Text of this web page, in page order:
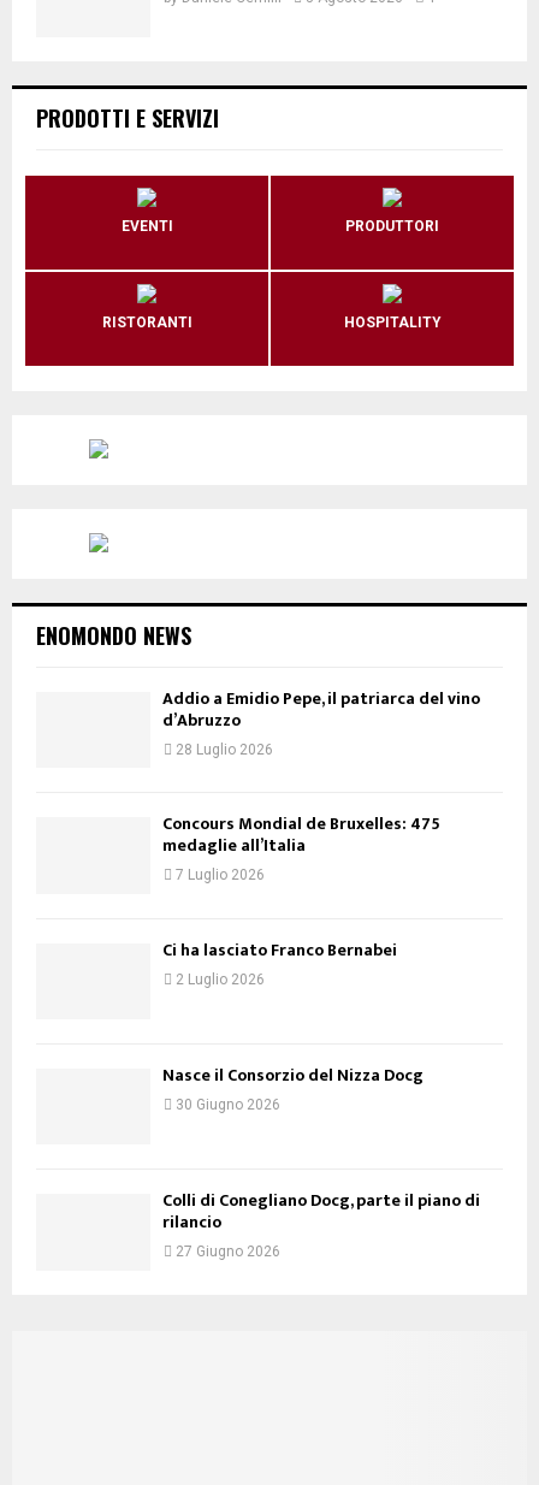
PRODOTTI E SERVIZI
EVENTI PRODUTTORI
RISTORANTI HOSPITALITY
ENOMONDO NEWS
Addio a Emidio Pepe, il patriarca del vino
d’Abruzzo
28 Luglio 2026
Concours Mondial de Bruxelles: 475
medaglie all’Italia
7 Luglio 2026
Ci ha lasciato Franco Bernabei
2 Luglio 2026
Nasce il Consorzio del Nizza Docg
30 Giugno 2026
Colli di Conegliano Docg, parte il piano di
rilancio
27 Giugno 2026